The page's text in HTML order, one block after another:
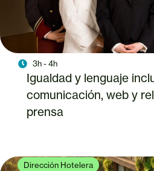
3h - 4h
Igualdad y lenguaje
comunicación, web y
prensa
Dirección Hotelera